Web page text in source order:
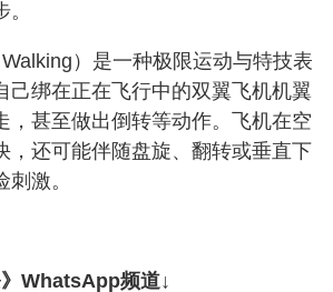
）是一种极限运动与特技表
己绑在正在飞行中的双翼飞机机翼
，甚至做出倒转等动作。飞机在空
，还可能伴随盘旋、翻转或垂直下
激。
WhatsApp频道↓